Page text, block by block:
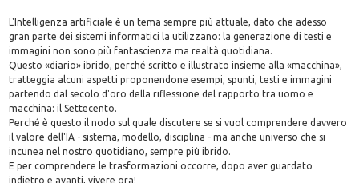
L'Intelligenza artificiale è un tema sempre più attuale, dato che adesso
gran parte dei sistemi informatici la utilizzano: la generazione di testi e
immagini non sono più fantascienza ma realtà quotidiana.
Questo «diario» ibrido, perché scritto e illustrato insieme alla «macchina»,
tratteggia alcuni aspetti proponendone esempi, spunti, testi e immagini
partendo dal secolo d'oro della riflessione del rapporto tra uomo e
macchina: il Settecento.
Perché è questo il nodo sul quale discutere se si vuol comprendere davvero
il valore dell'IA - sistema, modello, disciplina - ma anche universo che si
incunea nel nostro quotidiano, sempre più ibrido.
E per comprendere le trasformazioni occorre, dopo aver guardato
indietro e avanti, vivere ora!